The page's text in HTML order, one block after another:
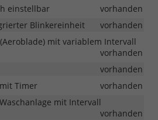
einstellbar
vorhanden
Blinkereinheit
vorhanden
mit variablem Intervall
vorhanden
vorhanden
Timer
vorhanden
mit Intervall
vorhanden